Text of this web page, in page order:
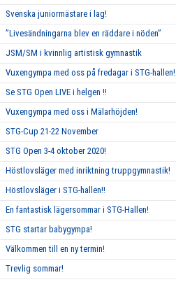
Svenska juniormästare i lag!
”Livesändningarna blev en räddare i nöden”
JSM/SM i kvinnlig artistisk gymnastik
Vuxengympa med oss på fredagar i STG-hallen!
Se STG Open LIVE i helgen !!
Vuxengympa med oss i Mälarhöjden!
STG-Cup 21-22 November
STG Open 3-4 oktober 2020!
Höstlovsläger med inriktning truppgymnastik!
Höstlovsläger i STG-hallen!!
En fantastisk lägersommar i STG-Hallen!
STG startar babygympa!
Välkommen till en ny termin!
Trevlig sommar!